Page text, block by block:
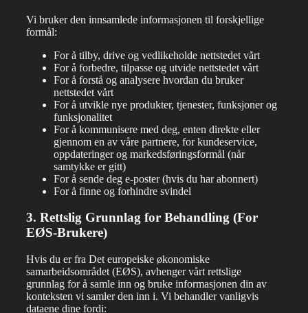
Vi bruker den innsamlede informasjonen til forskjellige
formål:
For å tilby, drive og vedlikeholde nettstedet vårt
For å forbedre, tilpasse og utvide nettstedet vårt
For å forstå og analysere hvordan du bruker
nettstedet vårt
For å utvikle nye produkter, tjenester, funksjoner og
funksjonalitet
For å kommunisere med deg, enten direkte eller
gjennom en av våre partnere, for kundeservice,
oppdateringer og markedsføringsformål (når
samtykke er gitt)
For å sende deg e-poster (hvis du har abonnert)
For å finne og forhindre svindel
3. Rettslig Grunnlag for Behandling (For
EØS-Brukere)
Hvis du er fra Det europeiske økonomiske
samarbeidsområdet (EØS), avhenger vårt rettslige
grunnlag for å samle inn og bruke informasjonen din av
konteksten vi samler den inn i. Vi behandler vanligvis
dataene dine fordi: